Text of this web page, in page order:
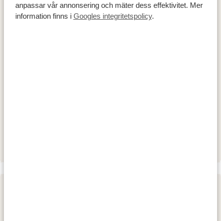
anpassar vår annonsering och mäter dess effektivitet. Mer
information finns i Googles integritetspolicy.
AKTIVITETER: